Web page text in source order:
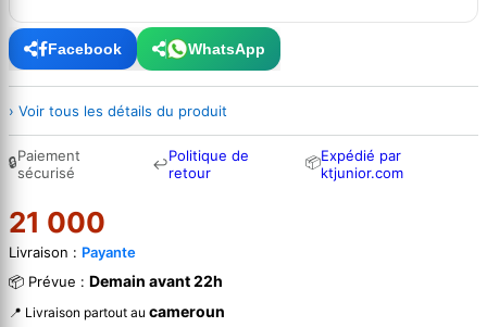
Facebook WhatsApp
› Voir tous les détails du produit
🔒Paiement
sécurisé
↩Politique de
retour
📦Expédié par
ktjunior.com
21 000
Livraison : Payante
📦 Prévue : Demain avant 22h
📍 Livraison partout au cameroun